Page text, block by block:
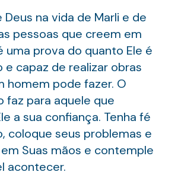
na vida de Marli e de
pessoas que creem em
uma prova do quanto Ele é
e capaz de realizar obras
homem pode fazer. O
faz para aquele que
a sua confiança. Tenha fé
coloque seus problemas e
Suas mãos e contemple
acontecer.